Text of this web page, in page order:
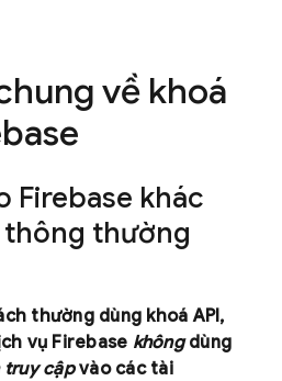
về khoá
Firebase khác
thông thường
thường dùng khoá API,
vụ Firebase khôngdùng
truy cậpvào các tài